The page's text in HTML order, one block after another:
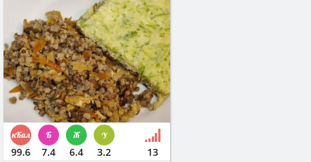
99.6 7.4 6.4 3.2 13